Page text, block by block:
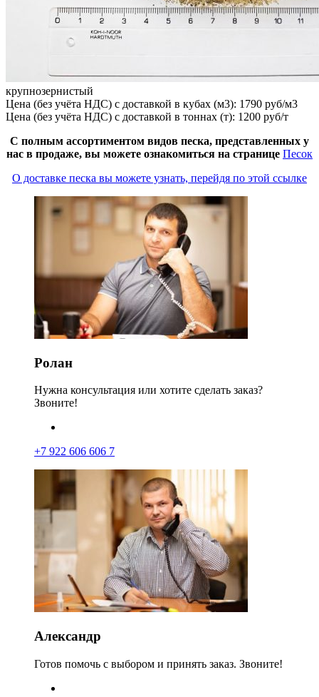
крупнозернистый
Цена (без учёта НДС) с доставкой в кубах (м3): 1790 руб/м3
Цена (без учёта НДС) с доставкой в тоннах (т): 1200 руб/т
С полным ассортиментом видов песка, представленных у
нас в продаже, вы можете ознакомиться на странице Песок
О доставке песка вы можете узнать, перейдя по этой ссылке
Ролан
Нужна консультация или хотите сделать заказ?
Звоните!
+7 922 606 606 7
Александр
Готов помочь с выбором и принять заказ. Звоните!